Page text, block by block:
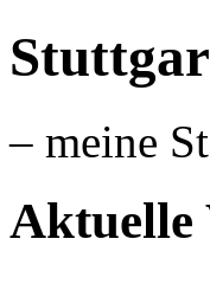
– meine
Aktuelle